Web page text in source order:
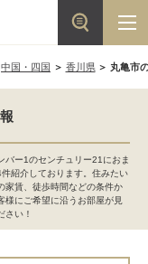
中国・四国 香川県 丸亀市
バー1のセンチュリー21におま
紹介しております。住みたい
家賃、徒歩時間などの条件か
様にご希望に沿うお部屋が見
さい！